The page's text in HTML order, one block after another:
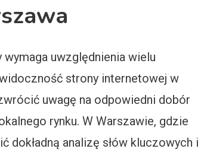
uwzględnienia wielu
strony internetowej w
uwagę na odpowiedni dobór
rynku. W Warszawie, gdzie
dokładną analizę słów kluczowych i